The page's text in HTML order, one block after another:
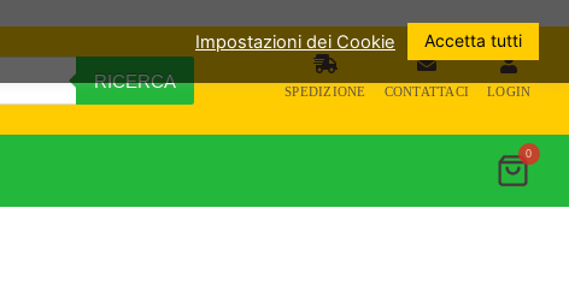
RICERCA SPEDIZIONE CONTATTACI LOGIN
0
Impostazioni dei Cookie Accetta tutti